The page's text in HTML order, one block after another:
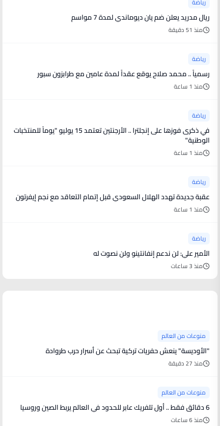
ريال مدريد يعلن ضم يان ديوماندي لمدة 7 مواسم
منذ 51 دقيقة
رياضة
رسمياً .. محمد صلاح يوقع عقداً لمدة عامين مع طرابزون سبور
منذ 1 ساعة
رياضة
في ذكرى فوزها على إنجلترا .. الأرجنتين تعتمد 15 يوليو "يوماً للمنتخبات
الوطنية"
منذ 1 ساعة
رياضة
عقبة جديدة تهدد الهلال السعودي قبل إتمام التعاقد مع نجم إيفرتون
منذ 1 ساعة
رياضة
الأمير علي: لن ندعم إنفانتينو ولن نصوت له
منذ 3 ساعات
منوعات من العالم
"الأوديسة" ينعش حفريات تركية تبحث عن أسرار حرب طروادة
منذ 27 دقيقة
منوعات من العالم
6 دقائق فقط .. أول تلفريك عابر للحدود في العالم يربط الصين وروسيا
منذ 6 ساعات